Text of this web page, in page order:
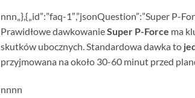
nnn„},{„id”:”faq-1″,”jsonQuestion”:”Super P-
Prawidłowe dawkowanieSuper P-Force ma
skutków ubocznych. Standardowa dawka to
przyjmowana na około 30-60 minut przed
nnnn